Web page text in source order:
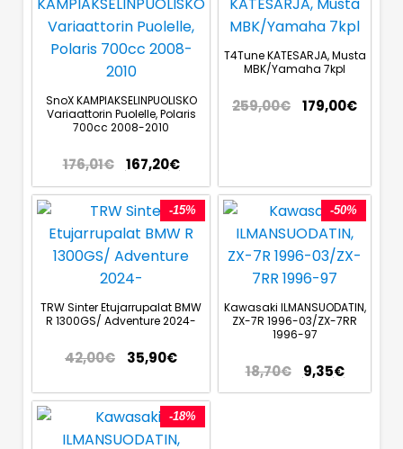
SnoX KAMPIAKSELINPUOLISKO
Variaattorin Puolelle, Polaris
700cc 2008-2010
176,01€ 167,20€
T4Tune KATESARJA, Musta
MBK/Yamaha 7kpl
259,00€ 179,00€
-15%
TRW Sinter Etujarrupalat BMW
R 1300GS/ Adventure 2024-
42,00€ 35,90€
-50%
Kawasaki ILMANSUODATIN,
ZX-7R 1996-03/ZX-7RR
1996-97
18,70€ 9,35€
-18%